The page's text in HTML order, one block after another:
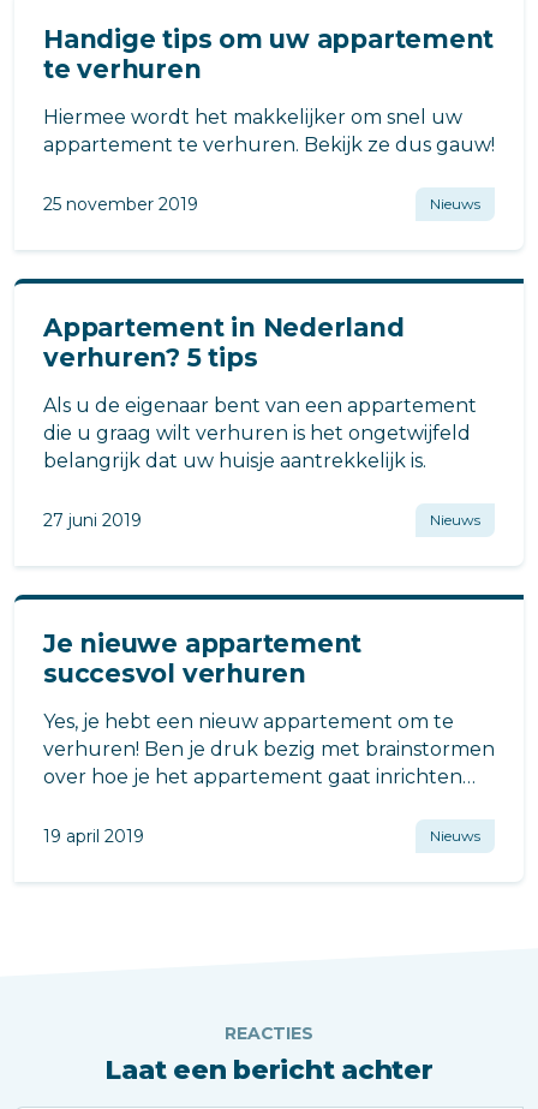
Handige tips om uw appartement
te verhuren
Hiermee wordt het makkelijker om snel uw
appartement te verhuren. Bekijk ze dus gauw!
25 november 2019 Nieuws
Appartement in Nederland
verhuren? 5 tips
Als u de eigenaar bent van een appartement
die u graag wilt verhuren is het ongetwijfeld
belangrijk dat uw huisje aantrekkelijk is.
27 juni 2019 Nieuws
Je nieuwe appartement
succesvol verhuren
Yes, je hebt een nieuw appartement om te
verhuren! Ben je druk bezig met brainstormen
over hoe je het appartement gaat inrichten
snel mogelijk te verhuren?
19 april 2019 Nieuws
REACTIES
Laat een bericht achter